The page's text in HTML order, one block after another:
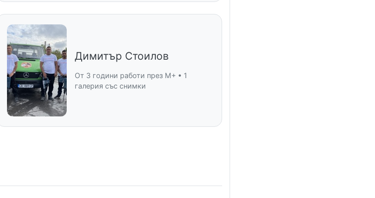
Димитър Стоилов
От 3 години работи през M+ • 1
галерия със снимки